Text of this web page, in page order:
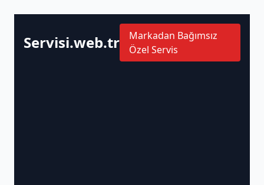
Servisi.web.tr
Markadan Bağımsız
Özel Servis